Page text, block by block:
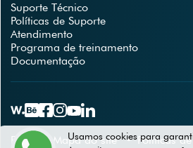
Suporte Técnico
Políticas de Suporte
Atendimento
Programa de treinamento
Documentação
FAQ · Mapa do site · Políticas
Usamos cookies para